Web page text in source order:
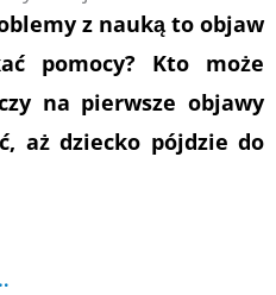
z nauką to objaw
pomocy? Kto może
na pierwsze objawy
aż dziecko pójdzie do